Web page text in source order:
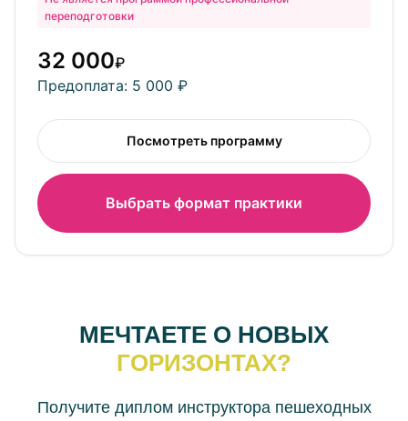
переподготовки
32 000₽
Предоплата: 5 000 ₽
Посмотреть программу
Выбрать формат практики
МЕЧТАЕТЕ О НОВЫХ
ГОРИЗОНТАХ?
Получите диплом инструктора пешеходных